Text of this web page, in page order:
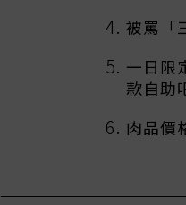
被罵「
一日限
款自助
肉品價